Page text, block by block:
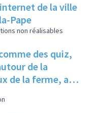
de la ville
Pape
non réalisables
des quiz,
de la
de la ferme, au
du parc